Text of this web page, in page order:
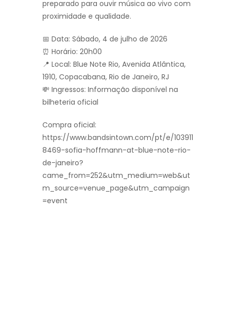
preparado para ouvir música ao vivo com
proximidade e qualidade.
📅 Data: Sábado, 4 de julho de 2026
⏰ Horário: 20h00
📍 Local: Blue Note Rio, Avenida Atlântica,
1910, Copacabana, Rio de Janeiro, RJ
💸 Ingressos: Informação disponível na
bilheteria oficial
Compra oficial:
https://www.bandsintown.com/pt/e/103911
8469-sofia-hoffmann-at-blue-note-rio-
de-janeiro?
came_from=252&utm_medium=web&ut
m_source=venue_page&utm_campaign
=event